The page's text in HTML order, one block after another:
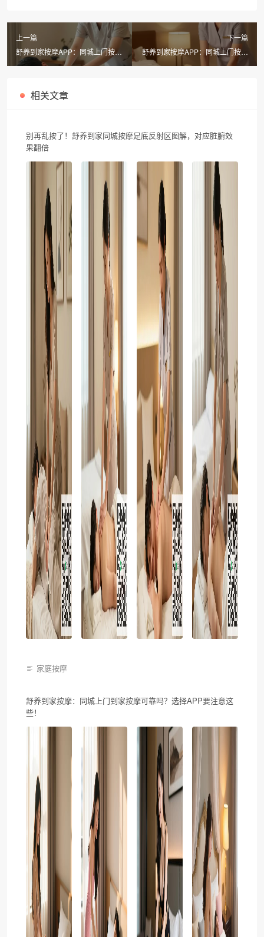
上一篇
舒养到家按摩APP：同城上门按摩
哪平台好？安全可靠又省心
下一篇
舒养到家按摩APP：同城上门按摩
真的有套路吗？男士服务项目全解
相关文章
别再乱按了！舒养到家同城按摩足底反射区图解，对应脏腑效
果翻倍
家庭按摩
舒养到家按摩：同城上门到家按摩可靠吗？选择APP要注意这
些！